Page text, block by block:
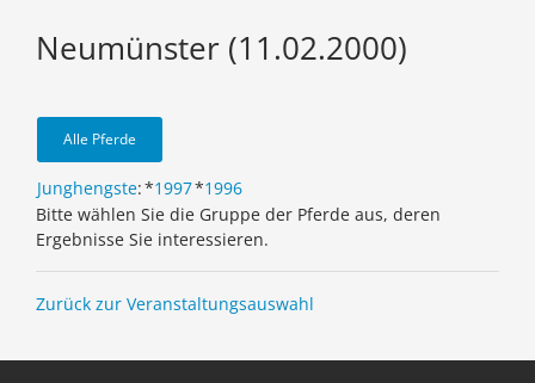
Neumünster (11.02.2000)
Alle Pferde
Junghengste:*1997*1996
Bitte wählen Sie die Gruppe der Pferde aus, deren
Ergebnisse Sie interessieren.
Zurück zur Veranstaltungsauswahl